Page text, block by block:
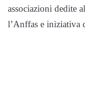
associazioni dedite
l’Anffas e iniziativa